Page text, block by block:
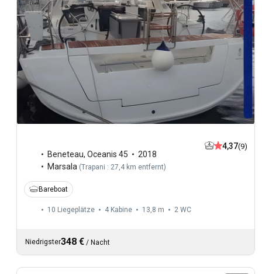
Beneteau, Oceanis 45
2018
Marsala (Trapani : 27,4 km entfernt)
4,37(9)
Bareboat
10 Liegeplätze 4 Kabine 13,8 m 2 WC
Niedrigster348 € / Nacht